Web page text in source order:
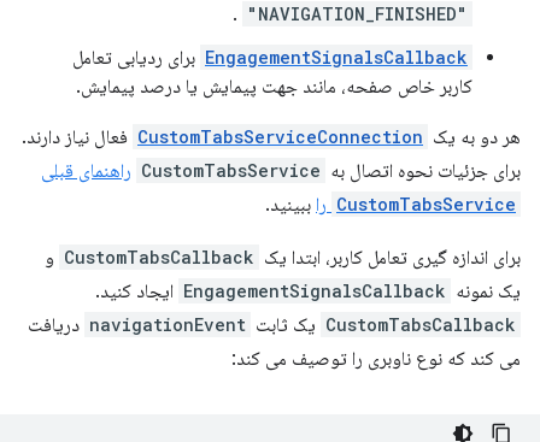
"NAVIGATION_FINISHED"
.
EngagementSignalsCallback برای ردیابی تعامل
کاربر خاص صفحه، مانند جهت پیمایش یا درصد پیمایش.
هر دو به یک CustomTabsServiceConnection فعال نیاز دارند.
برای جزئیات نحوه اتصال به CustomTabsService راهنمای قبلی
CustomTabsService را ببینید.
برای اندازه گیری تعامل کاربر، ابتدا یک CustomTabsCallback و
یک نمونه EngagementSignalsCallback ایجاد کنید.
CustomTabsCallback یک ثابت navigationEvent دریافت
می کند که نوع ناوبری را توصیف می کند: